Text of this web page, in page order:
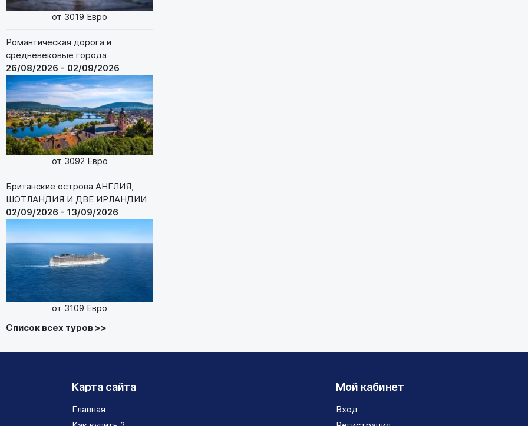
от 3019 Евро
Романтическая дорога и
средневековые города
26/08/2026 - 02/09/2026
от 3092 Евро
Британские острова АНГЛИЯ,
ШОТЛАНДИЯ И ДВЕ ИРЛАНДИИ
02/09/2026 - 13/09/2026
от 3109 Евро
Список всех туров >>
Карта сайта
Главная
Мой кабинет
Вход